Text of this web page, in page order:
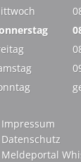
Impressum
Datenschutz
Meldeportal